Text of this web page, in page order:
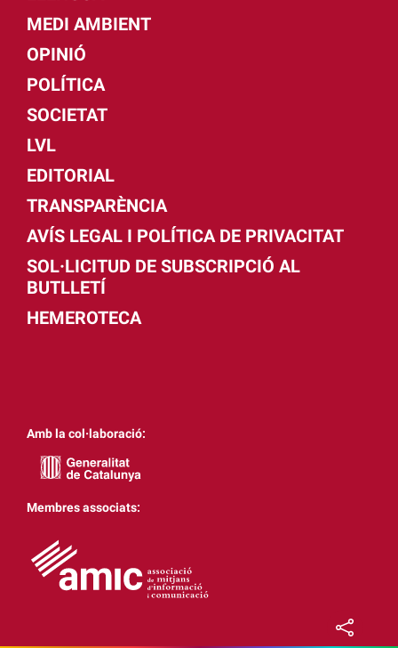
MEDI AMBIENT
OPINIÓ
POLÍTICA
SOCIETAT
LVL
EDITORIAL
TRANSPARÈNCIA
AVÍS LEGAL I POLÍTICA DE PRIVACITAT
SOL·LICITUD DE SUBSCRIPCIÓ AL
BUTLLETÍ
HEMEROTECA
Amb la col·laboració:
Membres associats: